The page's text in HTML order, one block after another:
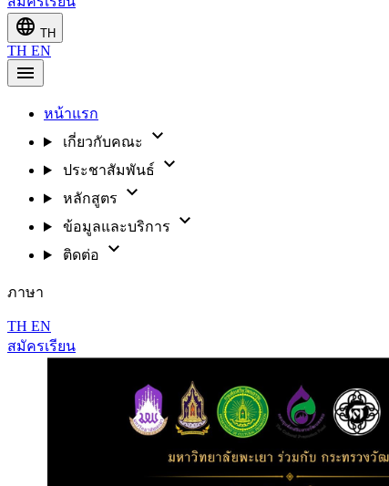
language TH
TH EN
menu
หน้าแรก
เกี่ยวกับคณะ
expand_more
ประชาสัมพันธ์ expand_more
หลักสูตร expand_more
ข้อมูลและบริการ expand_more
ติดต่อ expand_more
ภาษา
TH EN
สมัครเรียน